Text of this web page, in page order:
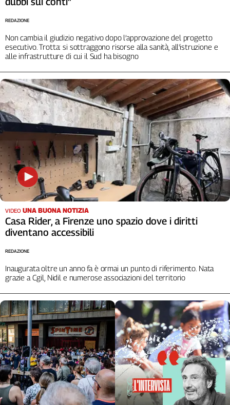
nel
Territori
Abruzzo-
Molise
Adige
Basilicata
Calabria
Campania
Emilia-
Romagna
Friuli
Venezia
Lazio
Liguria
Piemonte
Sardegna
Sicilia
Toscana
Trentino
Umbria
Valle
D'Aosta
Veneto
Non cambia il giudizio negativo dopo l’approvazione del progetto
esecutivo. Trotta: si sottraggono risorse alla sanità, all'istruzione e
alle infrastrutture di cui il Sud ha bisogno
REDAZIONE
VIDEO UNA BUONA NOTIZIA
Casa Rider, a Firenze uno spazio dove i diritti
diventano accessibili
Inaugurata oltre un anno fa è ormai un punto di riferimento. Nata
grazie a Cgil, Nidil e numerose associazioni del territorio
REDAZIONE